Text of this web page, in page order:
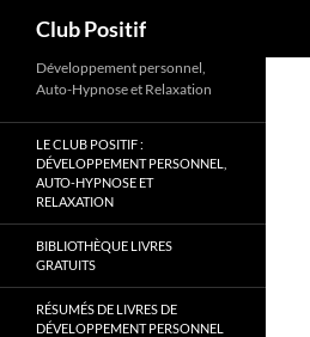
Aller
contenu
Club Positif
Développement personnel,
Auto-Hypnose et Relaxation
LE CLUB POSITIF :
DÉVELOPPEMENT PERSONNEL,
AUTO-HYPNOSE ET
RELAXATION
BIBLIOTHÈQUE LIVRES
GRATUITS
RÉSUMÉS DE LIVRES DE
DÉVELOPPEMENT PERSONNEL